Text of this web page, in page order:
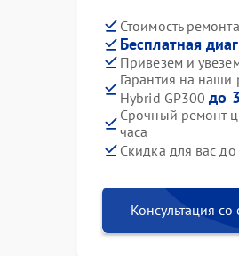
Стоимость ремонта
Бесплатная
Привезем и
Гарантия на
Hybrid GP300до
Срочный ремонт
часа
Скидка для вас до
Консультация